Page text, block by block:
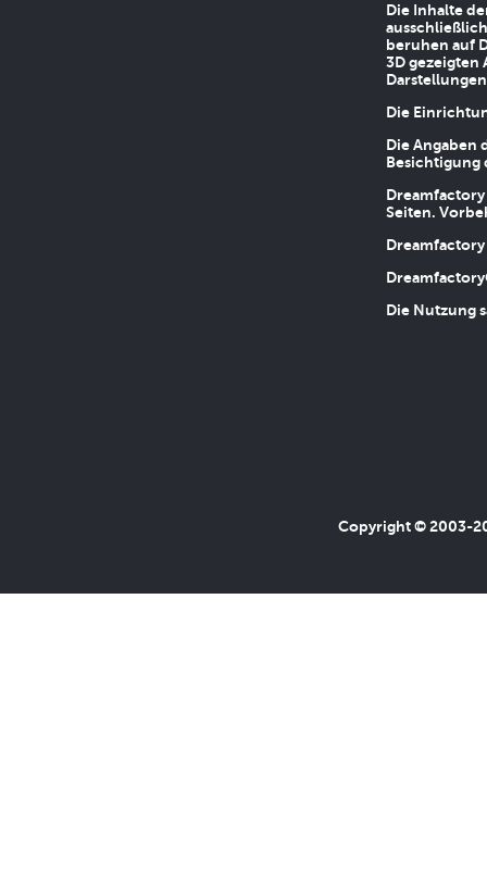
Die Inhalte
beruhen auf
3D gezeigten
Die
Die
Besichtigung
Seiten.
Die Nutzung
Copyright © 2003-